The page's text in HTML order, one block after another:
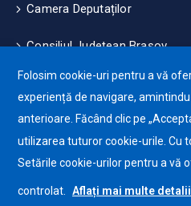
Camera Deputaților
Consiliul Județean Brașov
Măsuri de mediu și climă
Protecția datelor cu
Politica de
Folosim cookie-uri pentru a vă
experiență de navigare,
anterioare. Făcând clic pe
utilizarea tuturor cookie-urile. Cu
Setările cookie-urilor pentru a vă
controlat. Aflați mai multe detalii